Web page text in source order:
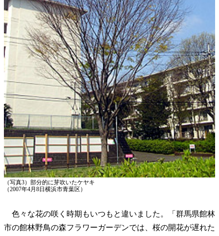
（写真3）部分的に芽吹いたケヤキ
（2007年4月8日横浜市青葉区）
色々な花の咲く時期もいつもと違いました。「群馬県館林
市の館林野鳥の森フラワーガーデンでは、桜の開花が遅れた